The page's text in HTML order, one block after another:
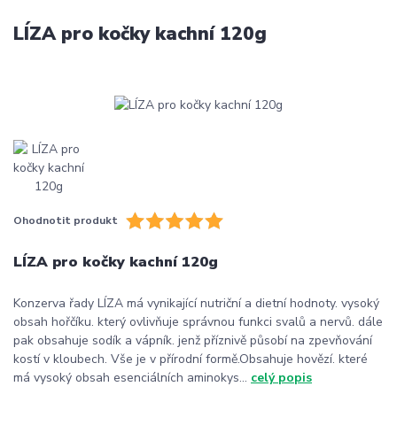
LÍZA pro kočky kachní 120g
Ohodnotit produkt
LÍZA pro kočky kachní 120g
Konzerva řady LÍZA má vynikající nutriční a dietní hodnoty. vysoký
obsah hořčíku. který ovlivňuje správnou funkci svalů a nervů. dále
pak obsahuje sodík a vápník. jenž příznivě působí na zpevňování
kostí v kloubech. Vše je v přírodní formě.Obsahuje hovězí. které
má vysoký obsah esenciálních aminokys... celý popis